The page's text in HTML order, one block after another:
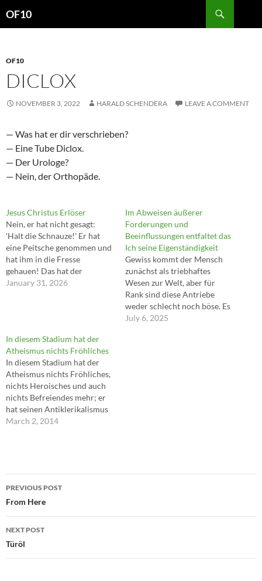
OF10
OF10
DICLOX
NOVEMBER 3, 2022 HARALD SCHENDERA LEAVE A COMMENT
— Was hat er dir verschrieben?
— Eine Tube Diclox.
— Der Urologe?
— Nein, der Orthopäde.
Jesus Christus Erlöser
Nein, er hat nicht gesagt:
'Halt die Schnauze!' Er hat
eine Peitsche genommen und
hat ihm in die Fresse
gehauen! Das hat der
gemacht. – Du dumme Sau! --
January 31, 2026
Im Abweisen äußerer
Forderungen und
Beeinflussungen entfaltet das
Ich seine Eigenständigkeit
Gewiss kommt der Mensch
zunächst als triebhaftes
Wesen zur Welt, aber für
Rank sind diese Antriebe
weder schlecht noch böse. Es
ist die Naturausstattung des
July 6, 2025
In diesem Stadium hat der
Atheismus nichts Fröhliches
In diesem Stadium hat der
Atheismus nichts Fröhliches,
nichts Heroisches und auch
nichts Befreiendes mehr; er
hat seinen Antiklerikalismus
abgelegt, und er hat auch
Rauschen, in dem man nur
mühselig…
March 2, 2014
Post
navigation
PREVIOUS POST
From Here
NEXT POST
Türöl